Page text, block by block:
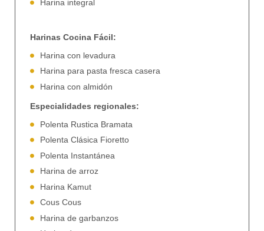
Harina integral
Harinas Cocina Fácil:
Harina con levadura
Harina para pasta fresca casera
Harina con almidón
Especialidades regionales:
Polenta Rustica Bramata
Polenta Clásica Fioretto
Polenta Instantánea
Harina de arroz
Harina Kamut
Cous Cous
Harina de garbanzos